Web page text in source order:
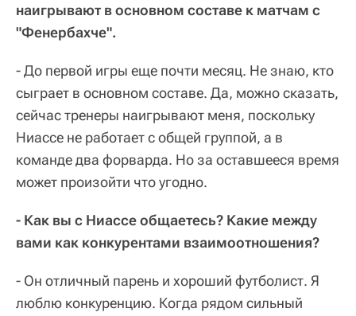
наигрывают в основном составе к матчам с
"Фенербахче".
- До первой игры еще почти месяц. Не знаю, кто
сыграет в основном составе. Да, можно сказать,
сейчас тренеры наигрывают меня, поскольку
Ниассе не работает с общей группой, а в
команде два форварда. Но за оставшееся время
может произойти что угодно.
- Как вы с Ниассе общаетесь? Какие между
вами как конкурентами взаимоотношения?
- Он отличный парень и хороший футболист. Я
люблю конкуренцию. Когда рядом сильный